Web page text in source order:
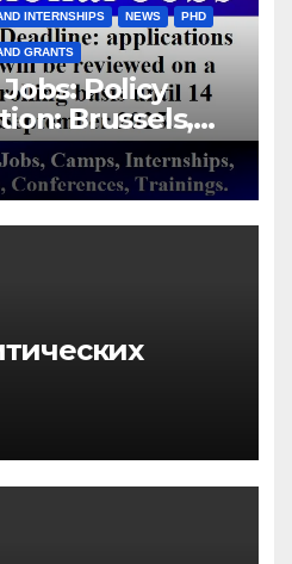
INTERNSHIPS NEWS PHD
GRANTS
Policy
Brussels,
Consulting